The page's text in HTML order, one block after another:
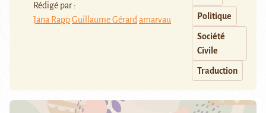
Rédigé par :
Jana RappGuillaume Gérard amarvau Politique
Société
Civile
Traduction